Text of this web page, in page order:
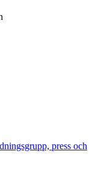
press och